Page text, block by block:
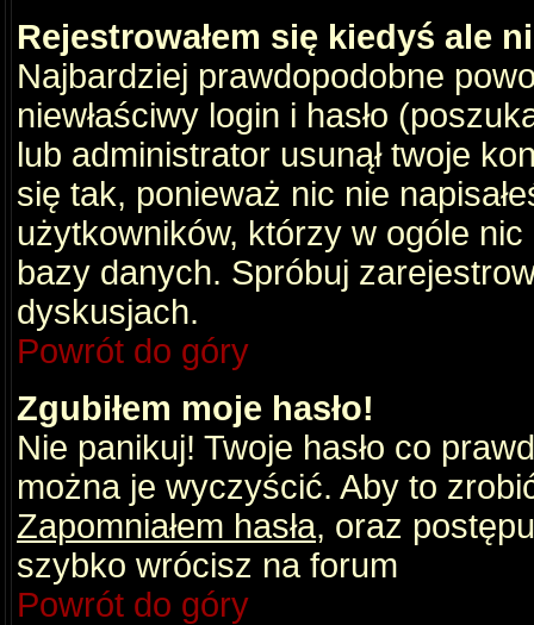
Rejestrowałem się kiedyś ale
Najbardziej prawdopodobne
niewłaściwy login i hasło
lub administrator usunął twoje
się tak, ponieważ nic nie
użytkowników, którzy w ogóle
bazy danych. Spróbuj
dyskusjach.
Powrót do góry
Zgubiłem moje hasło!
Nie panikuj! Twoje hasło co
można je wyczyścić. Aby to
Zapomniałem hasła, oraz
szybko wrócisz na forum
Powrót do góry